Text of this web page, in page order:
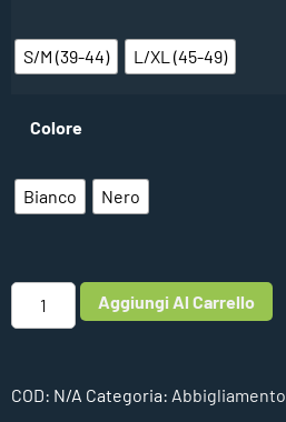
S/M (39-44) L/XL (45-49)
Colore
Bianco Nero
Aggiungi Al Carrello
COD: N/A Categoria: Abbigliamento